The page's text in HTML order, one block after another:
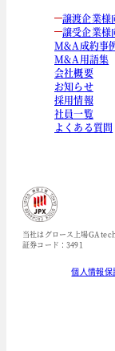
譲渡企業様
譲受企業様
M&A成約事
M&A用語集
会社概要
お知らせ
採用情報
社員一覧
よくある質問
当社はグロース上場GA
証券コード：3491
個人情報